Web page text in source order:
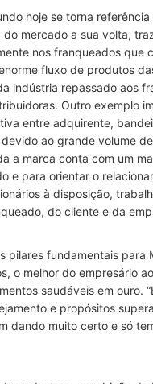
hoje se torna
mercado a sua volta,
nos franqueados que
fluxo de produtos
indústria repassado aos
Outro exemplo
entre adquirente,
ao grande volume
a marca conta com um
e para orientar o
à disposição,
do cliente e da
pilares fundamentais
o melhor do empresário
saudáveis em ouro.
e propósitos
dando muito certo e só